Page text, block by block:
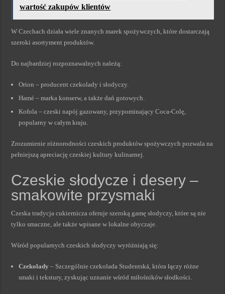
wartość zakupów klientów
W Czechach działa wiele znanych marek spożywczych, które dostarczają
szeroki asortyment produktów.
Do najbardziej rozpoznawalnych należą:
Orion – producent czekolady i słodyczy.
Hamé – marka konserw, a także dań gotowych.
Kofola – czeski napój gazowany, przypominający Coca-Colę,
popularny w całym kraju.
Zrozumienie różnorodności czeskich produktów spożywczych pozwala na
pełniejszą apreciację czeskiej kultury kulinarnej.
Czeskie słodycze i desery –
smakowite przysmaki
Czeska tradycja cukiernicza oferuje szeroką gamę słodyczy, które są nie
tylko smaczne, ale także wpisane w lokalne obyczaje.
Wśród popularnych czeskich słodyczy wyróżniają się:
Czekolady – Szczególnie czekolada Studentská, która łączy różne
smaki i tekstury, zyskując uznanie wśród miłośników słodkości.